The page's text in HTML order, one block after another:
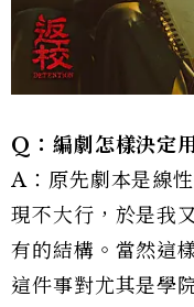
Q：編劇怎樣決定
A：原先劇本是線
現不大行，於是我
有的結構。當然這
這件事對尤其是學